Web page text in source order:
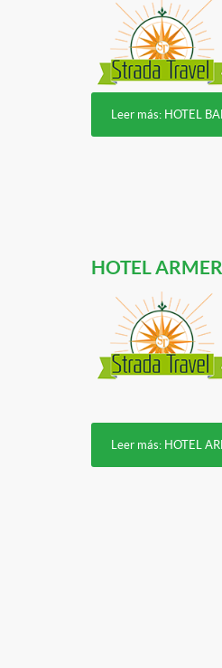
Leer más: HOTEL
HOTEL
Leer más: HOTEL